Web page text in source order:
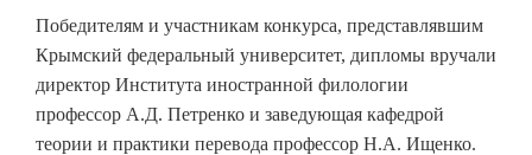
Победителям и участникам конкурса, представлявшим
Крымский федеральный университет, дипломы вручали
директор Института иностранной филологии
профессор А.Д. Петренко и заведующая кафедрой
теории и практики перевода профессор Н.А. Ищенко.